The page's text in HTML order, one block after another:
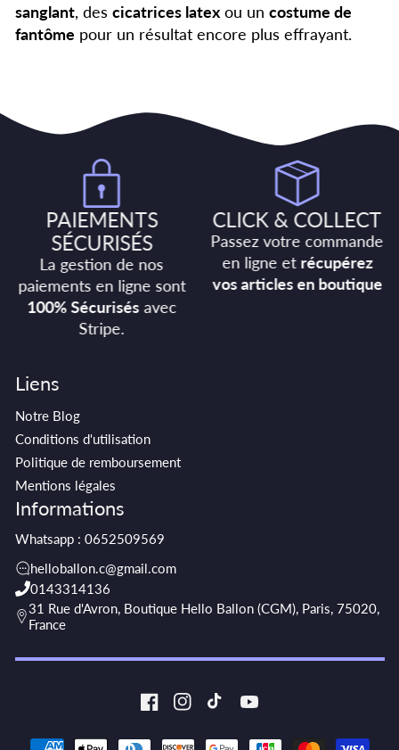
sanglant, des cicatrices latexou un costume de
fantôme pour un résultat encore plus effrayant.
PAIEMENTS
SÉCURISÉS
La gestion de nos
paiements en ligne sont
100% Sécurisésavec
Stripe.
CLICK & COLLECT
Passez votre commande
en ligne et récupérez
vos articles en boutique
Liens
Notre Blog
Conditions d'utilisation
Politique de remboursement
Mentions légales
Informations
Whatsapp : 0652509569
helloballon.c@gmail.com
0143314136
31 Rue d'Avron, Boutique Hello Ballon (CGM), Paris, 75020,
France
FacebookInstagramTikTokYouTube
Moyens